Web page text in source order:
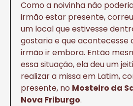
Como a noivinha não
irmão estar presente,
um local que estivesse
gostaria e que acontecesse
irmão ir embora. Então
essa situação, ela deu um
realizar a missa em Latim,
presente, no Mosteiro da
Nova Friburgo.